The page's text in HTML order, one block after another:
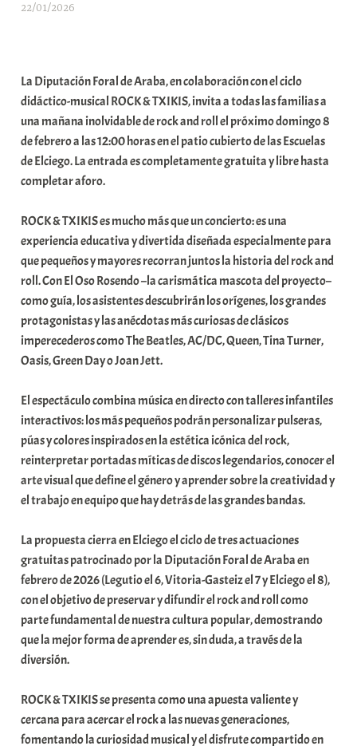
22/01/2026
a
r
E
r
r
i
x
a
K
o
m
u
n
i
a
t
e
a
La Diputación Foral de Araba, en colaboración con el ciclo
didáctico-musical ROCK & TXIKIS, invita a todas las familias a
una mañana inolvidable de rock and roll el próximo domingo 8
de febrero a las 12:00 horas en el patio cubierto de las Escuelas
de Elciego. La entrada es completamente gratuita y libre hasta
completar aforo.
ROCK & TXIKIS es mucho más que un concierto: es una
experiencia educativa y divertida diseñada especialmente para
que pequeños y mayores recorran juntos la historia del rock and
roll. Con El Oso Rosendo –la carismática mascota del proyecto–
como guía, los asistentes descubrirán los orígenes, los grandes
protagonistas y las anécdotas más curiosas de clásicos
imperecederos como The Beatles, AC/DC, Queen, Tina Turner,
Oasis, Green Day o Joan Jett.
El espectáculo combina música en directo con talleres infantiles
interactivos: los más pequeños podrán personalizar pulseras,
púas y colores inspirados en la estética icónica del rock,
reinterpretar portadas míticas de discos legendarios, conocer el
arte visual que define el género y aprender sobre la creatividad y
el trabajo en equipo que hay detrás de las grandes bandas.
La propuesta cierra en Elciego el ciclo de tres actuaciones
gratuitas patrocinado por la Diputación Foral de Araba en
febrero de 2026 (Legutio el 6, Vitoria-Gasteiz el 7 y Elciego el 8),
con el objetivo de preservar y difundir el rock and roll como
parte fundamental de nuestra cultura popular, demostrando
que la mejor forma de aprender es, sin duda, a través de la
diversión.
ROCK & TXIKIS se presenta como una apuesta valiente y
cercana para acercar el rock a las nuevas generaciones,
fomentando la curiosidad musical y el disfrute compartido en